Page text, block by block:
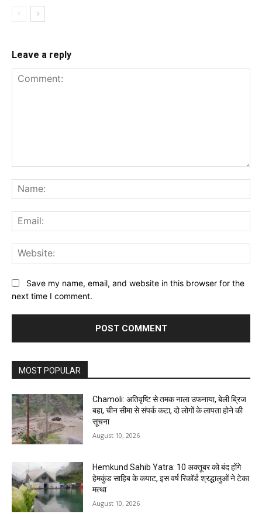
Leave a reply
Save my name, email, and website in this browser for the
next time I comment.
MOST POPULAR
Chamoli: अतिवृष्टि से तमक नाला उफनाया, बेली ब्रिज
बहा, चीन सीमा से संपर्क कटा, दो लोगों के लापता होने की
सूचना
August 10, 2026
Hemkund Sahib Yatra: 10 अक्तूबर को बंद होंगे
हेमकुंड साहिब के कपाट, इस वर्ष रिकॉर्ड श्रद्धालुओं ने टेका
मत्था
August 10, 2026